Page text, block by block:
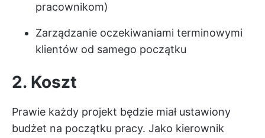
pracownikom)
Zarządzanie oczekiwaniami terminowymi
klientów od samego początku
2. Koszt
Prawie każdy projekt będzie miał ustawiony
budżet na początku pracy. Jako kierownik